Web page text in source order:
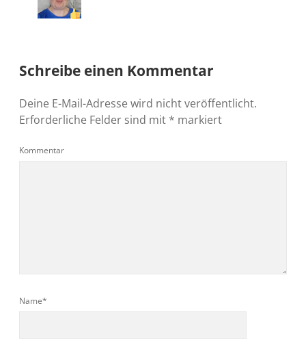
Schreibe einen Kommentar
Deine E-Mail-Adresse wird nicht veröffentlicht.
Erforderliche Felder sind mit * markiert
Kommentar
Name*